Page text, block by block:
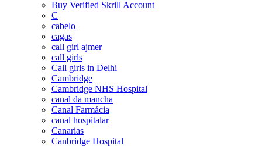
Buy Verified Skrill Account
C
cabelo
cagas
call girl ajmer
call girls
Call girls in Delhi
Cambridge
Cambridge NHS Hospital
canal da mancha
Canal Farmácia
canal hospitalar
Canarias
Canbridge Hospital